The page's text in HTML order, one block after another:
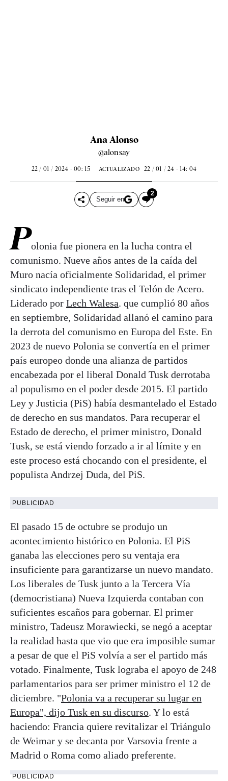
Ana Alonso
@alonsay
22 / 01 / 2024 - 00: 15 ACTUALIZADO 22 / 01 / 24 - 14: 04
Seguir en
2
Polonia fue pionera en la lucha contra el
comunismo. Nueve años antes de la caída del
Muro nacía oficialmente Solidaridad, el primer
sindicato independiente tras el Telón de Acero.
Liderado por Lech Walesa. que cumplió 80 años
en septiembre, Solidaridad allanó el camino para
la derrota del comunismo en Europa del Este. En
2023 de nuevo Polonia se convertía en el primer
país europeo donde una alianza de partidos
encabezada por el liberal Donald Tusk derrotaba
al populismo en el poder desde 2015. El partido
Ley y Justicia (PiS) había desmantelado el Estado
de derecho en sus mandatos. Para recuperar el
Estado de derecho, el primer ministro, Donald
Tusk, se está viendo forzado a ir al límite y en
este proceso está chocando con el presidente, el
populista Andrzej Duda, del PiS.
PUBLICIDAD
El pasado 15 de octubre se produjo un
acontecimiento histórico en Polonia. El PiS
ganaba las elecciones pero su ventaja era
insuficiente para garantizarse un nuevo mandato.
Los liberales de Tusk junto a la Tercera Vía
(democristiana) Nueva Izquierda contaban con
suficientes escaños para gobernar. El primer
ministro, Tadeusz Morawiecki, se negó a aceptar
la realidad hasta que vio que era imposible sumar
a pesar de que el PiS volvía a ser el partido más
votado. Finalmente, Tusk lograba el apoyo de 248
parlamentarios para ser primer ministro el 12 de
diciembre. "Polonia va a recuperar su lugar en
Europa", dijo Tusk en su discurso. Y lo está
haciendo: Francia quiere revitalizar el Triángulo
de Weimar y se decanta por Varsovia frente a
Madrid o Roma como aliado preferente.
PUBLICIDAD